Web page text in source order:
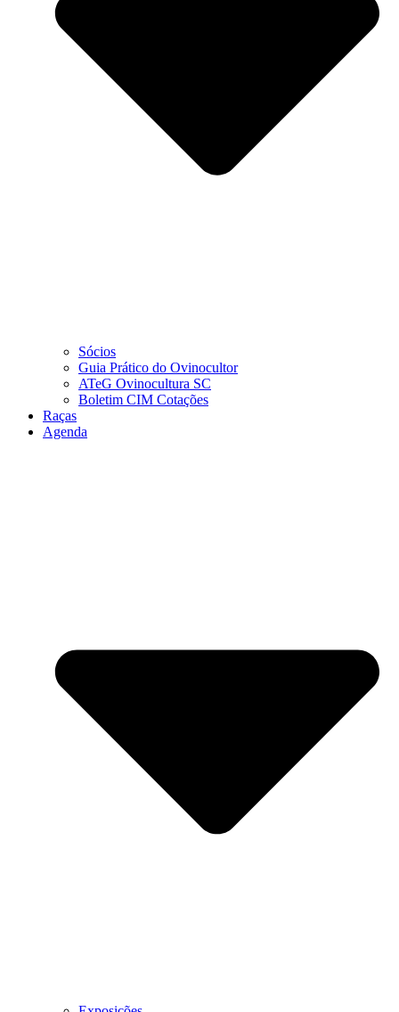
Sócios
Guia Prático do Ovinocultor
ATeG Ovinocultura SC
Boletim CIM Cotações
Raças
Agenda